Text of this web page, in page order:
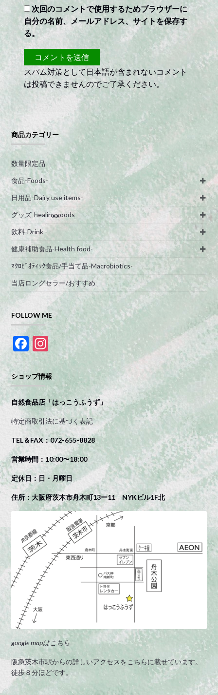
次回のコメントで使用するためブラウザーに
自分の名前、メールアドレス、サイトを保存す
る。
スパム対策として日本語が含まれないコメント
は投稿できませんのでご了承ください。
商品カテゴリー
数量限定品
食品-Foods-
日用品-Dairy use items-
グッズ-healinggoods-
飲料-Drink -
健康補助食品-Health food-
ﾏｸﾛﾋﾞｵﾃｨｯｸ食品/手当て品-Macrobiotics-
当店ロングセラー/おすすめ
FOLLOW ME
F
ac
e
o
o
k
In
st
a
gr
a
m
ショップ情報
自然食品店「はっこうふうず」
特定商取引法に基づく表記
TEL＆FAX：072-655-8828
営業時間：10:00〜18:00
定休日：日・月曜日
住所：大阪府茨木市舟木町13ー11 NYKビル1F北
google mapはこちら
阪急茨木市駅からの詳しいアクセスをこちらに載せています。
徒歩８分ほどです。